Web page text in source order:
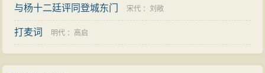
与杨十二廷评同登城东门 宋代 ：刘敞
打麦词 明代 ： 高启